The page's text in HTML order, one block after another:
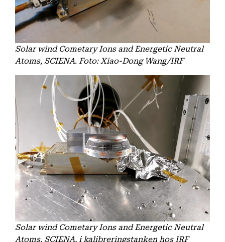
Solar wind Cometary Ions and Energetic Neutral
Atoms, SCIENA. Foto: Xiao-Dong Wang/IRF
Solar wind Cometary Ions and Energetic Neutral
Atoms, SCIENA, i kalibreringstanken hos IRF